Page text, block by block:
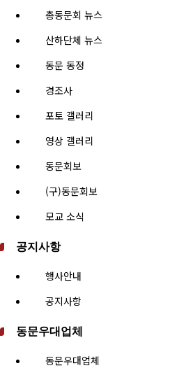
총동문회 뉴스
산하단체 뉴스
동문 동정
경조사
포토 갤러리
영상 갤러리
동문회보
(구)동문회보
모교 소식
공지사항
행사안내
공지사항
동문우대업체
동문우대업체